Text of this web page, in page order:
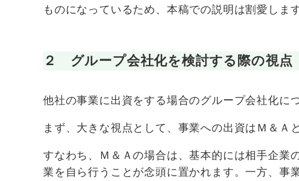
ものになっているため、本稿での説明は割愛します
２ グループ会社化を検討する際の視点
他社の事業に出資をする場合のグループ会社化に
まず、大きな視点として、事業への出資はＭ＆Ａ
すなわち、Ｍ＆Ａの場合は、基本的には相手企業
業を自ら行うことが念頭に置かれます。一方、事